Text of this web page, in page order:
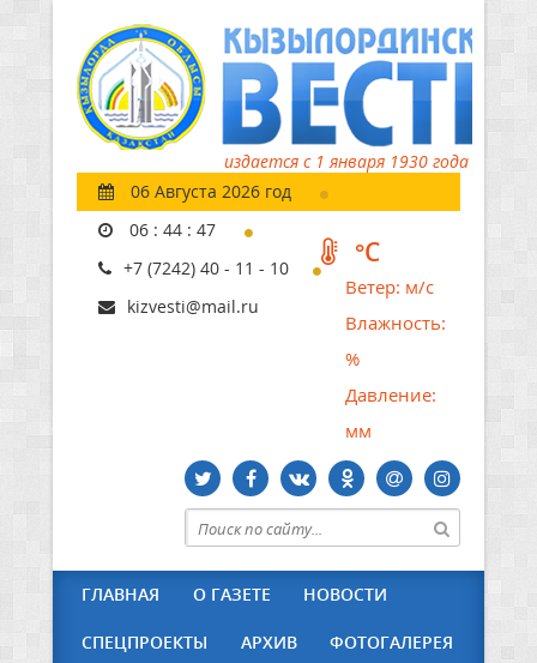
издается с 1 января 1930 года
06 Августа 2026 год
06 : 44 : 48
+7 (7242) 40 - 11 - 10
kizvesti@mail.ru
°C
Ветер: м/с
Влажность:
%
Давление:
мм
ГЛАВНАЯ О ГАЗЕТЕ НОВОСТИ
СПЕЦПРОЕКТЫ АРХИВ ФОТОГАЛЕРЕЯ